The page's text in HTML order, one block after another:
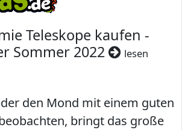
Teleskope kaufen -
Sommer 2022
lesen
den Mond mit einem guten
bringt das große